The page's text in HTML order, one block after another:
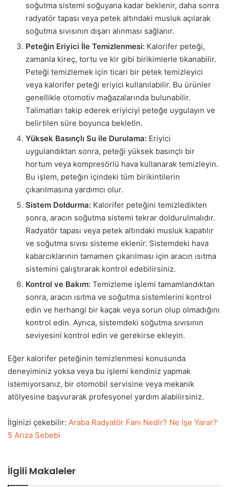
soğutma sistemi soğuyana kadar beklenir, daha sonra
radyatör tapası veya petek altındaki musluk açılarak
soğutma sıvısının dışarı alınması sağlanır.
Peteğin Eriyici İle Temizlenmesi: Kalorifer peteği,
zamanla kireç, tortu ve kir gibi birikimlerle tıkanabilir.
Peteği temizlemek için ticari bir petek temizleyici
veya kalorifer peteği eriyici kullanılabilir. Bu ürünler
genellikle otomotiv mağazalarında bulunabilir.
Talimatları takip ederek eriyiciyi peteğe uygulayın ve
belirtilen süre boyunca bekletin.
Yüksek Basınçlı Su ile Durulama: Eriyici
uygulandıktan sonra, peteği yüksek basınçlı bir
hortum veya kompresörlü hava kullanarak temizleyin.
Bu işlem, peteğin içindeki tüm birikintilerin
çıkarılmasına yardımcı olur.
Sistem Doldurma: Kalorifer peteğini temizledikten
sonra, aracın soğutma sistemi tekrar doldurulmalıdır.
Radyatör tapası veya petek altındaki musluk kapatılır
ve soğutma sıvısı sisteme eklenir. Sistemdeki hava
kabarcıklarının tamamen çıkarılması için aracın ısıtma
sistemini çalıştırarak kontrol edebilirsiniz.
Kontrol ve Bakım: Temizleme işlemi tamamlandıktan
sonra, aracın ısıtma ve soğutma sistemlerini kontrol
edin ve herhangi bir kaçak veya sorun olup olmadığını
kontrol edin. Ayrıca, sistemdeki soğutma sıvısının
seviyesini kontrol edin ve gerekirse ekleyin.
Eğer kalorifer peteğinin temizlenmesi konusunda
deneyiminiz yoksa veya bu işlemi kendiniz yapmak
istemiyorsanız, bir otomobil servisine veya mekanik
atölyesine başvurarak profesyonel yardım alabilirsiniz.
İlginizi çekebilir: Araba Radyatör Fanı Nedir? Ne İşe Yarar?
5 Arıza Sebebi
İlgili Makaleler